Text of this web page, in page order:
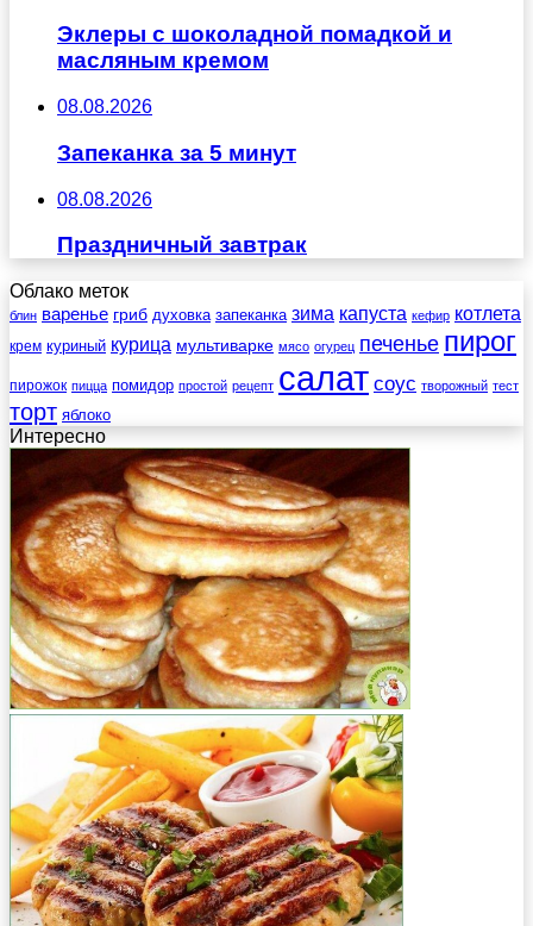
Эклеры с шоколадной помадкой и
масляным кремом
08.08.2026
Запеканка за 5 минут
08.08.2026
Праздничный завтрак
Облако меток
блин варенье гриб духовка запеканка зима капуста кефир котлета
крем куриный курица мультиварке мясо огурец печенье пирог
пирожок пицца помидор простой рецепт салат соус творожный тест
торт яблоко
Интересно